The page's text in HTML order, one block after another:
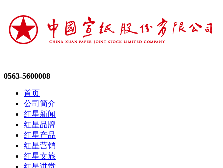
0563-5600008
首页
公司简介
红星新闻
红星品牌
红星产品
红星营销
红星文旅
红星讲堂